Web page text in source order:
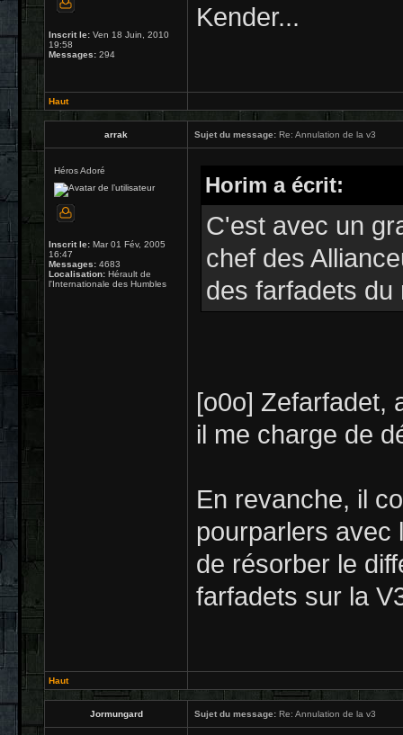
Inscrit le: Ven 18 Juin, 2010
19:58
Messages: 294
Kender...
Haut
arrak Sujet du message: Re: Annulation de la v3
Héros Adoré
Inscrit le: Mar 01 Fév, 2005
16:47
Messages: 4683
Localisation: Hérault de
l'Internationale des Humbles
Horim a écrit:
C'est avec un
chef des
des farfadets du
[o0o] Zefarfadet,
il me charge de
En revanche, il
pourparlers avec
de résorber le
farfadets sur la
Haut
Jormungard Sujet du message: Re: Annulation de la v3